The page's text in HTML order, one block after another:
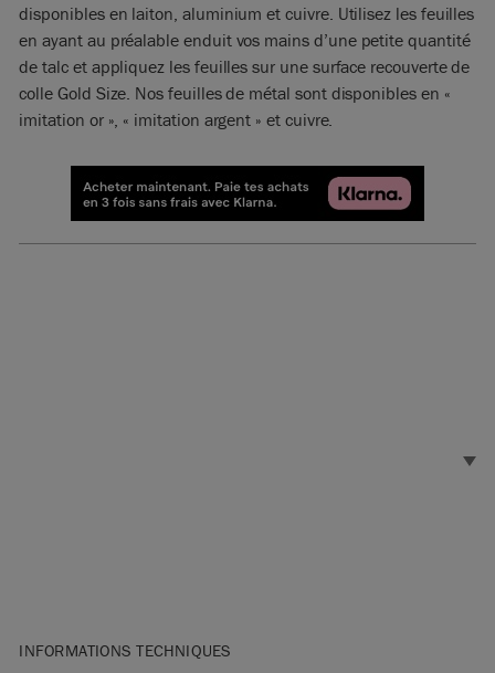
disponibles en laiton, aluminium et cuivre. Utilisez les feuilles
en ayant au préalable enduit vos mains d’une petite quantité
de talc et appliquez les feuilles sur une surface recouverte de
colle Gold Size. Nos feuilles de métal sont disponibles en «
imitation or », « imitation argent » et cuivre.
INFORMATIONS TECHNIQUES